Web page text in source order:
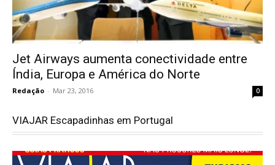
Jet Airways aumenta conectividade entre
Índia, Europa e América do Norte
Redação - Mar 23, 2016 0
VIAJAR Escapadinhas em Portugal